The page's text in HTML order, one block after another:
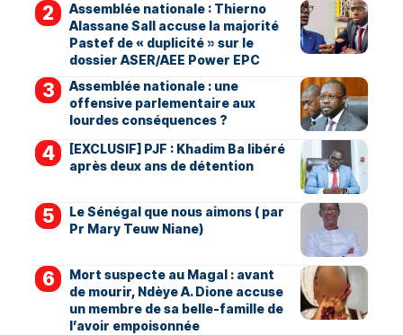
Assemblée nationale : Thierno
Alassane Sall accuse la majorité
Pastef de « duplicité » sur le
dossier ASER/AEE Power EPC
Assemblée nationale : une
offensive parlementaire aux
lourdes conséquences ?
[EXCLUSIF] PJF : Khadim Ba libéré
après deux ans de détention
Le Sénégal que nous aimons ( par
Pr Mary Teuw Niane)
Mort suspecte au Magal : avant
de mourir, Ndèye A. Dione accuse
un membre de sa belle-famille de
l’avoir empoisonnée